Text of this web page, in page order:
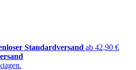
Standardversand ab 42,90 €